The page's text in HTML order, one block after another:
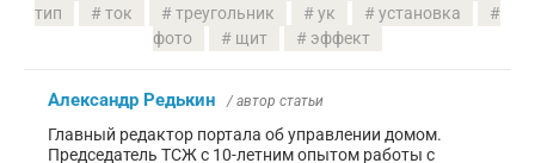
тип
ток треугольник ук
установка
фото
щит эффект
Александр Редькин / автор статьи
Главный редактор портала об управлении домом.
Председатель ТСЖ с 10-летним опытом работы с